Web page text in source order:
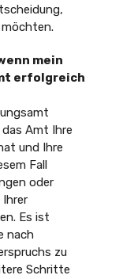
möchten.
mein
erfolgreich
Amt Ihre
und Ihre
Fall
oder
Es ist
nach
zu
Schritte